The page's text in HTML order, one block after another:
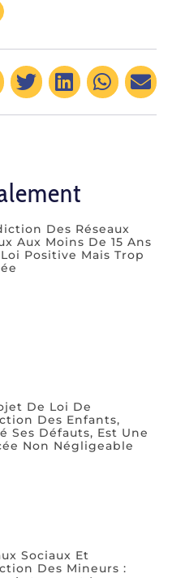
Des Réseaux
Aux Moins De 15 Ans
Positive Mais Trop
De Loi De
Des Enfants,
Ses Défauts, Est Une
Non Négligeable
Sociaux Et
Des Mineurs :